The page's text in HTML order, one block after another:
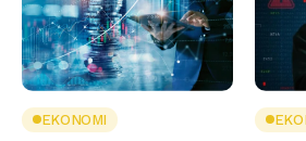
EKONOMI